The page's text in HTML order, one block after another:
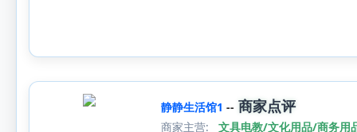
静静生活馆1 -- 商家点评
商家主营: 文具电教/文化用品/商务用